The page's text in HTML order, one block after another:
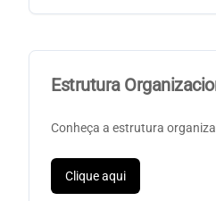
Estrutura
Conheça a estrutura
Clique aqui